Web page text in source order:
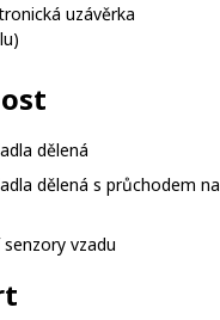
uzávěrka
dělená
dělená s průchodem na
vzadu